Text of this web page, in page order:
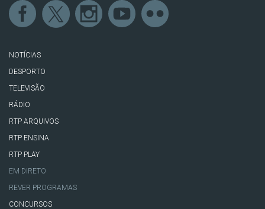
NOTÍCIAS
DESPORTO
TELEVISÃO
RÁDIO
RTP ARQUIVOS
RTP ENSINA
RTP PLAY
EM DIRETO
REVER PROGRAMAS
CONCURSOS